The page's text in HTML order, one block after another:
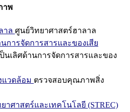
าพ
าล ศูนย์วิทยาศาสตร์ฮาลาล
การจัดการสารและของเสีย
นเลิศด้านการจัดการสารและของ
วดล้อม ตรวจสอบคุณภาพสิ่ง
าศาสตร์และเทคโนโลยี (STREC)